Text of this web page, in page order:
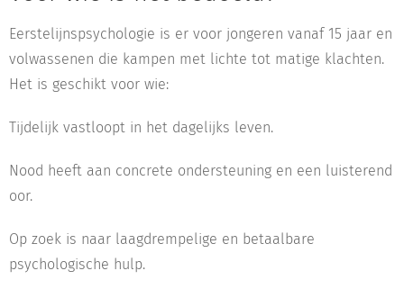
Eerstelijnspsychologie is er voor jongeren vanaf 15 jaar en
volwassenen die kampen met lichte tot matige klachten.
Het is geschikt voor wie:
Tijdelijk vastloopt in het dagelijks leven.
Nood heeft aan concrete ondersteuning en een luisterend
oor.
Op zoek is naar laagdrempelige en betaalbare
psychologische hulp.